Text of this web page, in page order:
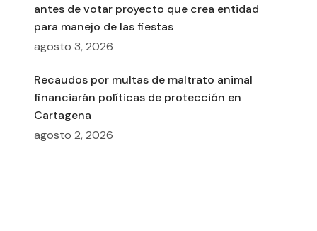
antes de votar proyecto que crea entidad
para manejo de las fiestas
agosto 3, 2026
Recaudos por multas de maltrato animal
financiarán políticas de protección en
Cartagena
agosto 2, 2026